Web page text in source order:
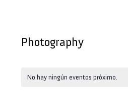
Photography
No hay ningún eventos próximo.